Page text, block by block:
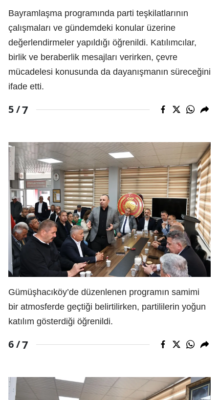
Bayramlaşma programında parti teşkilatlarının
çalışmaları ve gündemdeki konular üzerine
değerlendirmeler yapıldığı öğrenildi. Katılımcılar,
birlik ve beraberlik mesajları verirken, çevre
mücadelesi konusunda da dayanışmanın süreceğini
ifade etti.
5 /7
Gümüşhacıköy’de düzenlenen programın samimi
bir atmosferde geçtiği belirtilirken, partililerin yoğun
katılım gösterdiği öğrenildi.
6 /7